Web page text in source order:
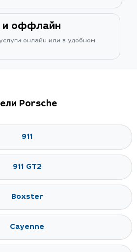
и оффлайн
онлайн или в удобном
Porsche
911
911 GT2
Boxster
Cayenne